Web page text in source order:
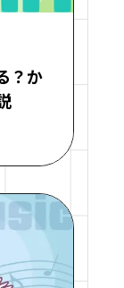
？か